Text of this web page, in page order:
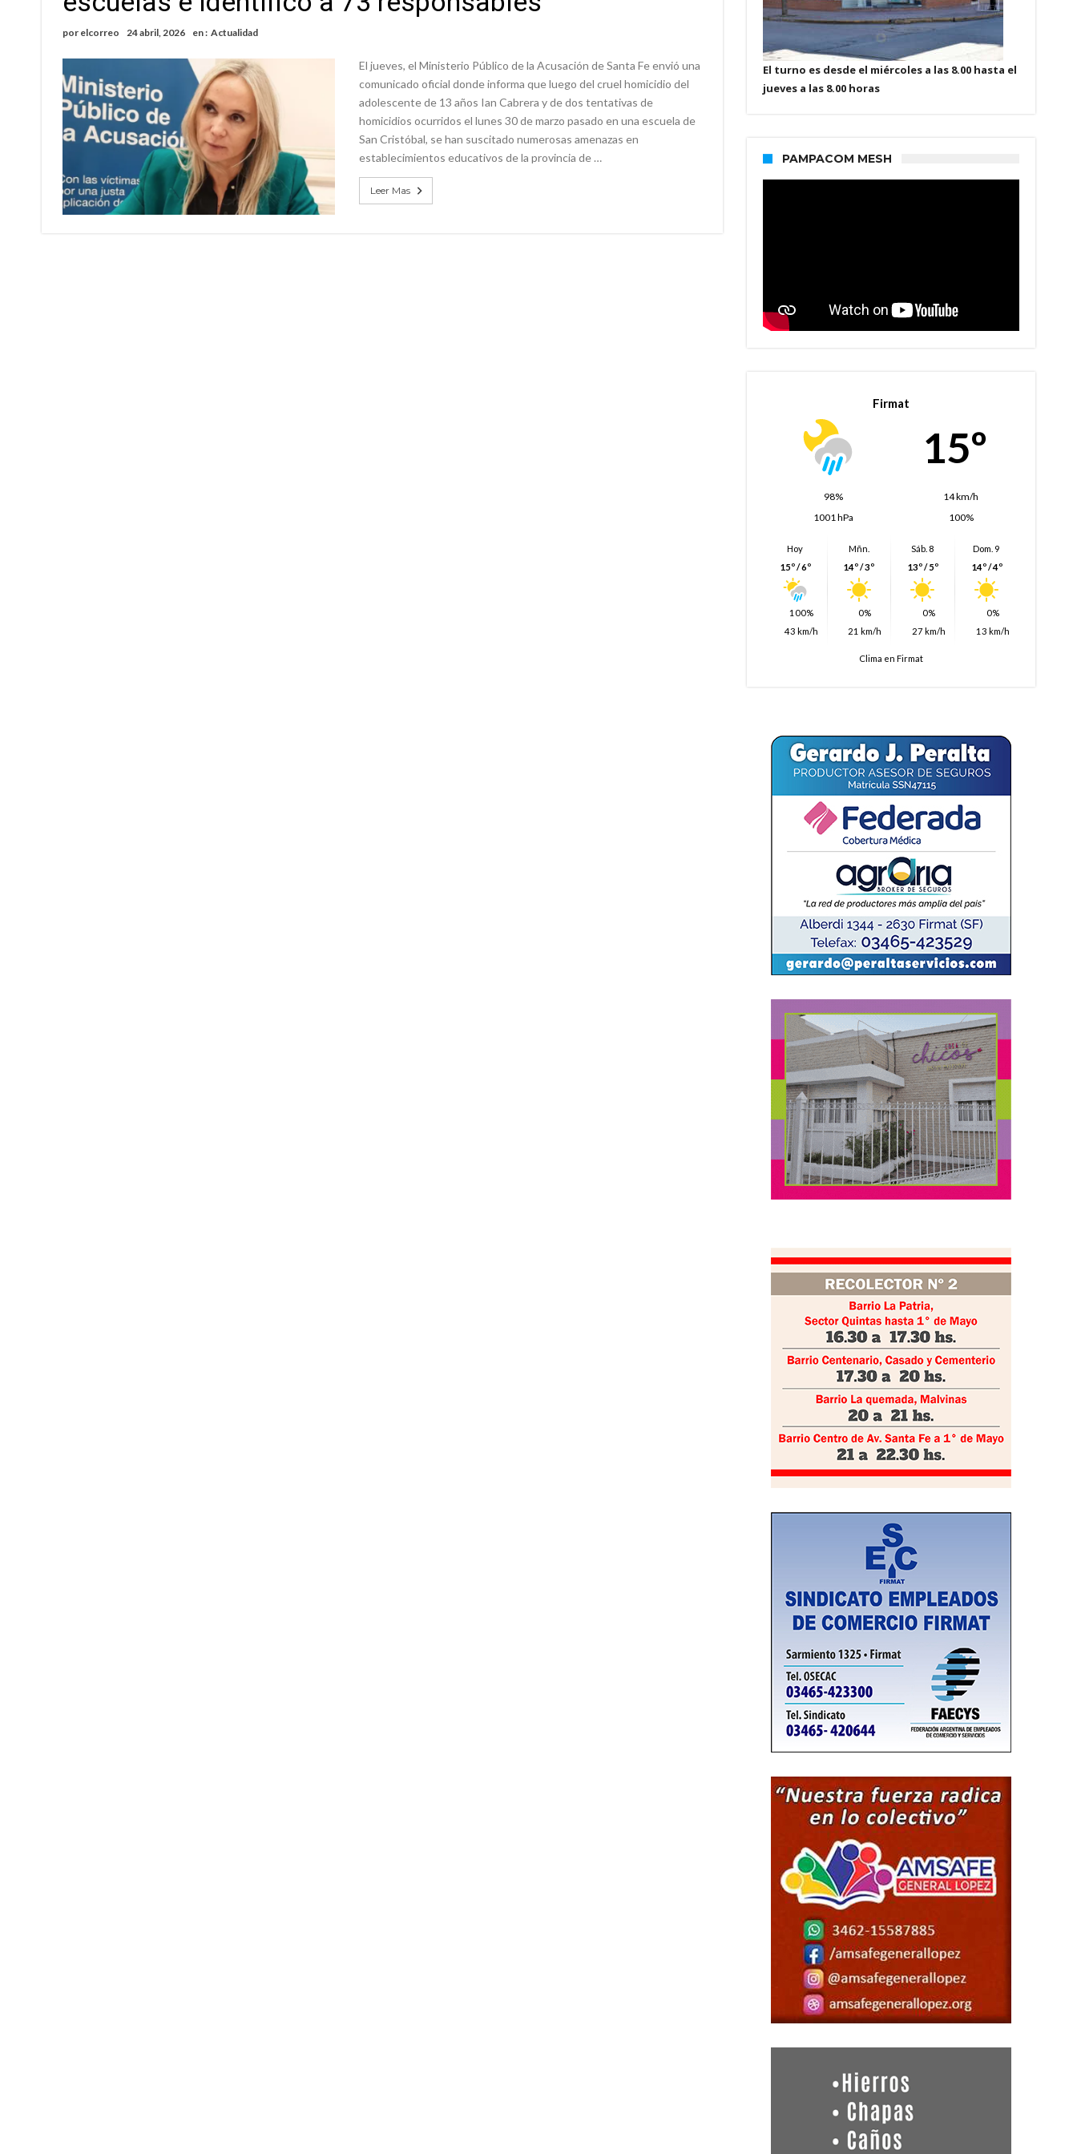
Roxana Carabajal dejó su huella en la peña de Casino Melincué
por elcorreo 24 abril, 2026 en : Actualidad
El jueves, el Ministerio Público de la Acusación de Santa Fe envió una
comunicado oficial donde informa que luego del cruel homicidio del
adolescente de 13 años Ian Cabrera y de dos tentativas de
homicidios ocurridos el lunes 30 de marzo pasado en una escuela de
San Cristóbal, se han suscitado numerosas amenazas en
establecimientos educativos de la provincia de …
Leer Mas
El turno es desde el miércoles a las 8.00 hasta el
jueves a las 8.00 horas
PAMPACOM MESH
Firmat
15º
98%
14 km/h
1001 hPa
100%
Hoy
15º / 6º
100%
43 km/h
Mñn.
14º / 3º
0%
21 km/h
Sáb. 8
13º / 5º
0%
27 km/h
Dom. 9
14º / 4º
0%
13 km/h
Clima en Firmat